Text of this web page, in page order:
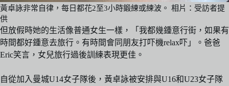
黃卓詠非常自律，每日都花2至3小時鍛練或練波。 相片：受訪者提
供
但放假時她的生活像普通女生一樣，「我都幾鍾意行街，如果有
時間都好鍾意去旅行。有時間會同朋友打吓機relax吓」。爸爸
Eric笑言，女兒旅行過後訓練表現更佳。
自從加入曼城U14女子隊後，黃卓詠被安排與U16和U23女子隊